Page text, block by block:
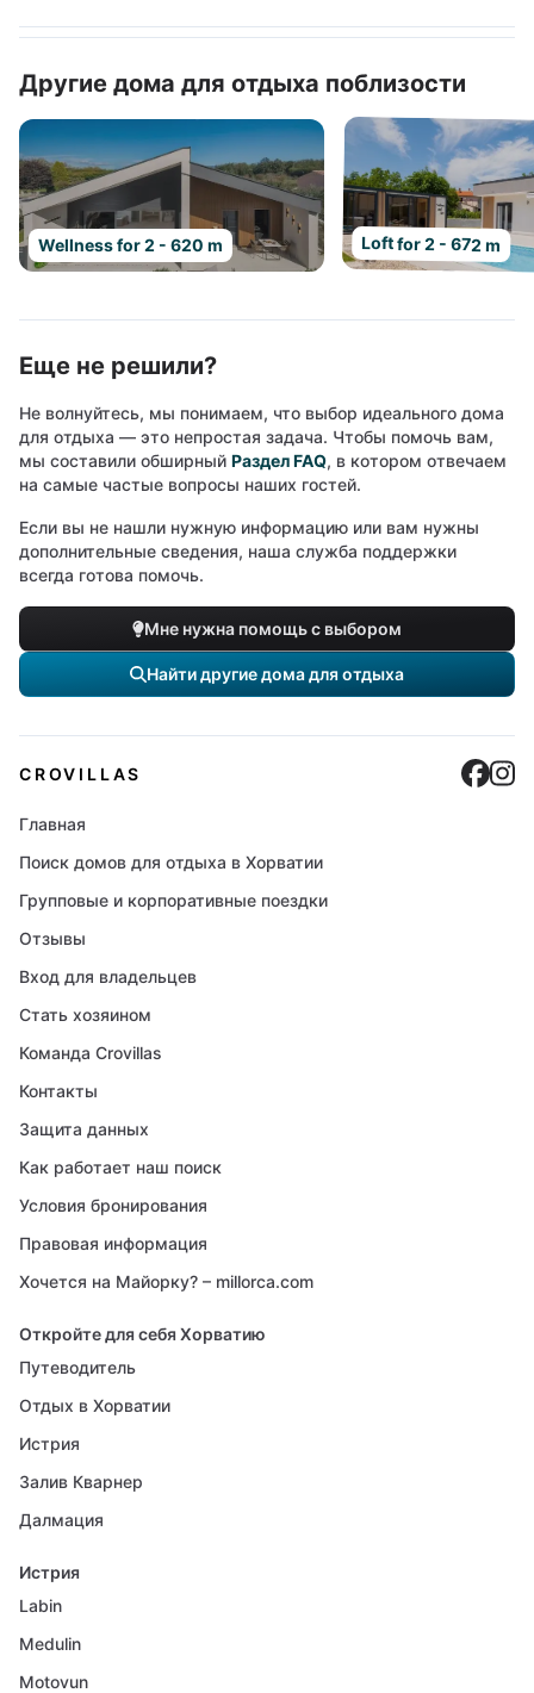
Другие дома для отдыха поблизости
Wellness for 2 - 620 m Loft for 2 - 672 m
Еще не решили?
Не волнуйтесь, мы понимаем, что выбор идеального дома
для отдыха — это непростая задача. Чтобы помочь вам,
мы составили обширный Раздел FAQ, в котором отвечаем
на самые частые вопросы наших гостей.
Если вы не нашли нужную информацию или вам нужны
дополнительные сведения, наша служба поддержки
всегда готова помочь.
Мне нужна помощь с выбором
Найти другие дома для отдыха
CROVILLAS
Главная
Поиск домов для отдыха в Хорватии
Групповые и корпоративные поездки
Отзывы
Вход для владельцев
Стать хозяином
Команда Crovillas
Контакты
Защита данных
Как работает наш поиск
Условия бронирования
Правовая информация
Хочется на Майорку? – millorca.com
Откройте для себя Хорватию
Путеводитель
Отдых в Хорватии
Истрия
Залив Кварнер
Далмация
Истрия
Labin
Medulin
Motovun